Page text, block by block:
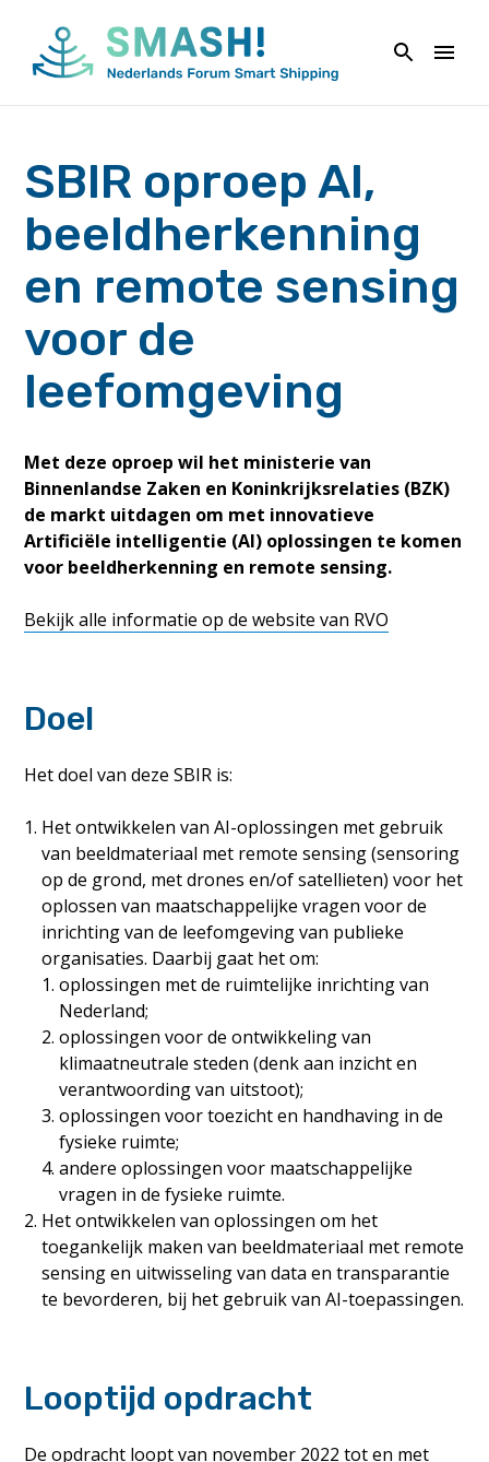
inhoud
SBIR oproep AI,
beeldherkenning
en remote sensing
voor de
leefomgeving
Met deze oproep wil het ministerie van
Binnenlandse Zaken en Koninkrijksrelaties (BZK)
de markt uitdagen om met innovatieve
Artificiële intelligentie (AI) oplossingen te komen
voor beeldherkenning en remote sensing.
Bekijk alle informatie op de website van RVO
Doel
Het doel van deze SBIR is:
Het ontwikkelen van AI-oplossingen met gebruik
van beeldmateriaal met remote sensing (sensoring
op de grond, met drones en/of satellieten) voor het
oplossen van maatschappelijke vragen voor de
inrichting van de leefomgeving van publieke
organisaties. Daarbij gaat het om:
oplossingen met de ruimtelijke inrichting van
Nederland;
oplossingen voor de ontwikkeling van
klimaatneutrale steden (denk aan inzicht en
verantwoording van uitstoot);
oplossingen voor toezicht en handhaving in de
fysieke ruimte;
andere oplossingen voor maatschappelijke
vragen in de fysieke ruimte.
Het ontwikkelen van oplossingen om het
toegankelijk maken van beeldmateriaal met remote
sensing en uitwisseling van data en transparantie
te bevorderen, bij het gebruik van AI-toepassingen.
Looptijd opdracht
De opdracht loopt van november 2022 tot en met